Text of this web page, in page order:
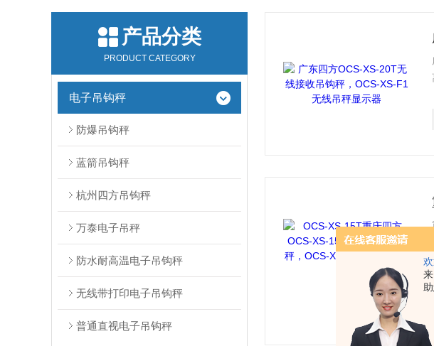
产品分类
PRODUCT CATEGORY
电子吊钩秤
防爆吊钩秤
蓝箭吊钩秤
杭州四方吊钩秤
万泰电子吊秤
防水耐高温电子吊钩秤
无线带打印电子吊钩秤
普通直视电子吊钩秤